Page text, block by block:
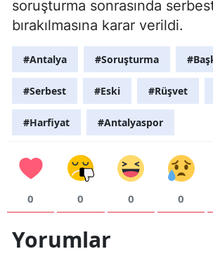
soruşturma sonrasında
bırakılmasına karar verildi.
#Antalya #Soruşturma
#Serbest #Eski #Rüşvet
#Harfiyat #Antalyaspor
0 0 0 0
Yorumlar